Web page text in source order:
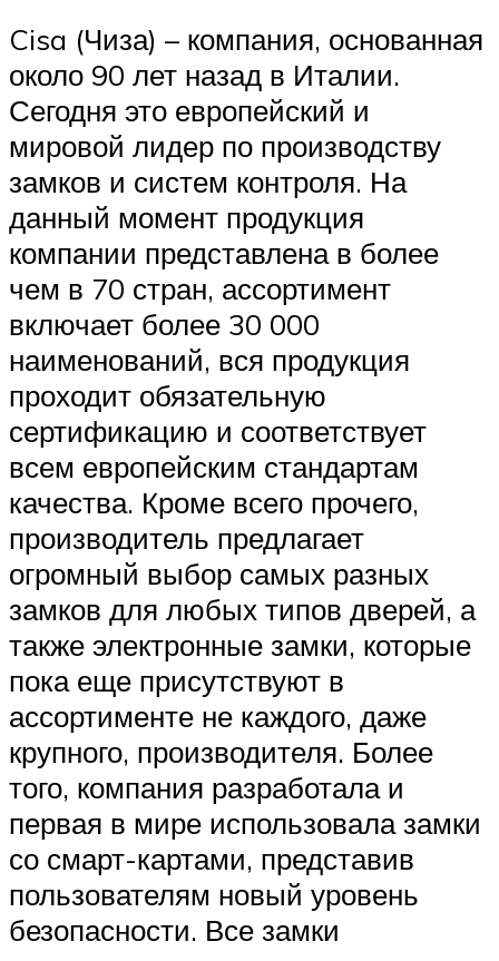
Cisa (Чиза) – компания, основанная
около 90 лет назад в Италии.
Сегодня это европейский и
мировой лидер по производству
замков и систем контроля. На
данный момент продукция
компании представлена в более
чем в 70 стран, ассортимент
включает более 30 000
наименований, вся продукция
проходит обязательную
сертификацию и соответствует
всем европейским стандартам
качества. Кроме всего прочего,
производитель предлагает
огромный выбор самых разных
замков для любых типов дверей, а
также электронные замки, которые
пока еще присутствуют в
ассортименте не каждого, даже
крупного, производителя. Более
того, компания разработала и
первая в мире использовала замки
со смарт-картами, представив
пользователям новый уровень
безопасности. Все замки